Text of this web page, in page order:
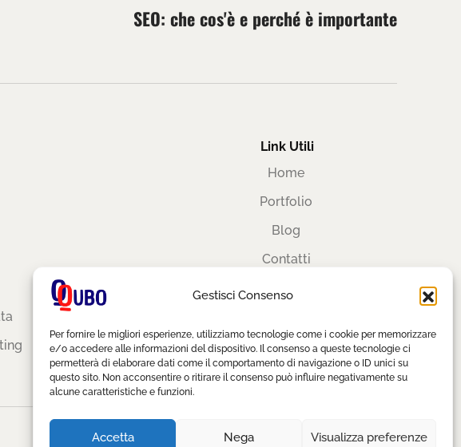
Gestisci Consenso
Per fornire le migliori esperienze, utilizziamo tecnologie come i cookie per memorizzare
e/o accedere alle informazioni del dispositivo. Il consenso a queste tecnologie ci
permetterà di elaborare dati come il comportamento di navigazione o ID unici su
questo sito. Non acconsentire o ritirare il consenso può influire negativamente su
alcune caratteristiche e funzioni.
Accetta Nega Visualizza preferenze
SEO: che cos'è e perché è importante
Link Utili
Home
Portfolio
Blog
Contatti
Cookie Policy